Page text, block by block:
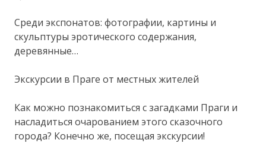
Среди экспонатов: фотографии, картины и
скульптуры эротического содержания,
деревянные…
Экскурсии в Праге от местных жителей
Как можно познакомиться с загадками Праги и
насладиться очарованием этого сказочного
города? Конечно же, посещая экскурсии!